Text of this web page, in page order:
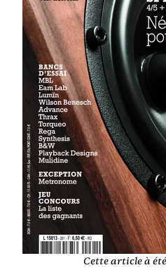
Cette article à